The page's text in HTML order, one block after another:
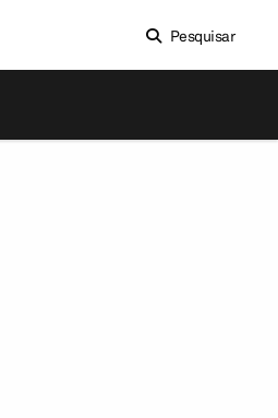
Pesquisar